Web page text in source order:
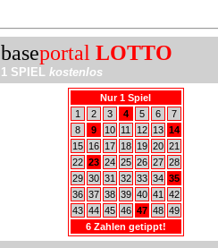
baseportal LOTTO
1 SPIEL kostenlos
Nur 1 Spiel
1
2 3 4 5 6
7
8
9 10 11 12 13 14
15
16 17 18 19 20 21
22 23 24 25 26 27 28
29 30 31 32 33 34 35
36 37 38 39 40 41
42
43 44 45 46 47 48 49
6 Zahlen getippt!